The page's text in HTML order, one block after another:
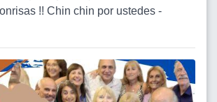
!! Chin chin por ustedes -